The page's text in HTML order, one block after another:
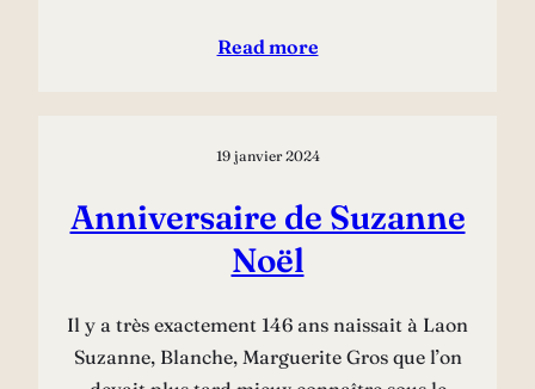
Read more
19 janvier 2024
Anniversaire de Suzanne
Noël
Il y a très exactement 146 ans naissait à Laon
Suzanne, Blanche, Marguerite Gros que l’on